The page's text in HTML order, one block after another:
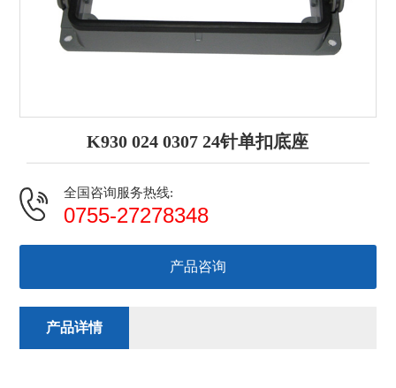
K930 024 0307 24针单扣底座
全国咨询服务热线:
0755-27278348
产品咨询
产品详情